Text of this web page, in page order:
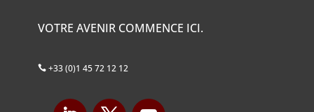
VOTRE AVENIR COMMENCE ICI.
+33 (0)1 45 72 12 12